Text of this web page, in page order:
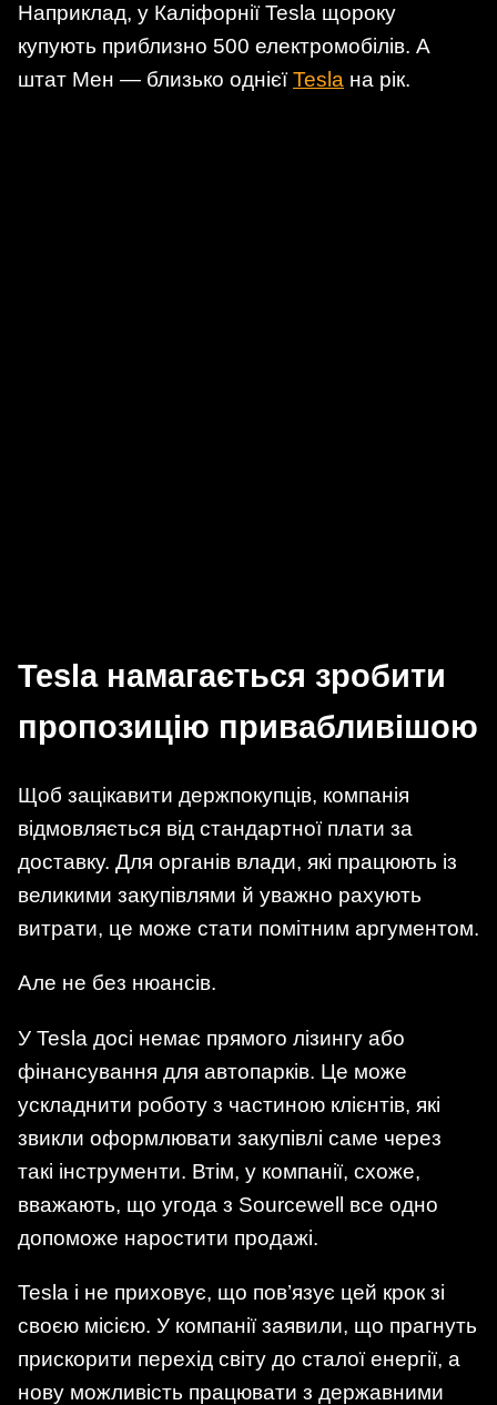
Наприклад, у Каліфорнії Tesla щороку
купують приблизно 500 електромобілів. А
штат Мен — близько однієїTesla на рік.
Tesla намагається зробити
пропозицію привабливішою
Щоб зацікавити держпокупців, компанія
відмовляється від стандартної плати за
доставку. Для органів влади, які працюють із
великими закупівлями й уважно рахують
витрати, це може стати помітним аргументом.
Але не без нюансів.
У Tesla досі немає прямого лізингу або
фінансування для автопарків. Це може
ускладнити роботу з частиною клієнтів, які
звикли оформлювати закупівлі саме через
такі інструменти. Втім, у компанії, схоже,
вважають, що угода з Sourcewell все одно
допоможе наростити продажі.
Tesla і не приховує, що пов’язує цей крок зі
своєю місією. У компанії заявили, що прагнуть
прискорити перехід світу до сталої енергії, а
нову можливість працювати з державними